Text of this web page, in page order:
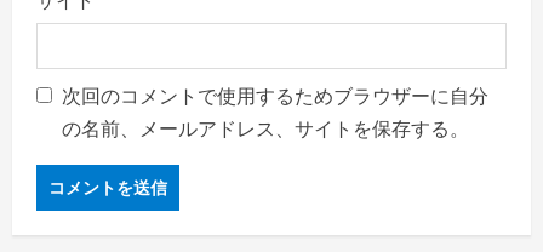
次回のコメントで使用するためブラウザーに自分
の名前、メールアドレス、サイトを保存する。